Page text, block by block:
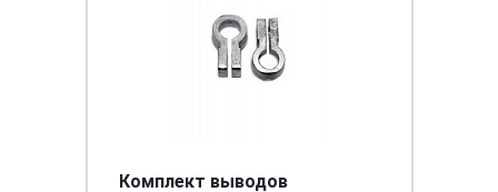
Комплект выводов